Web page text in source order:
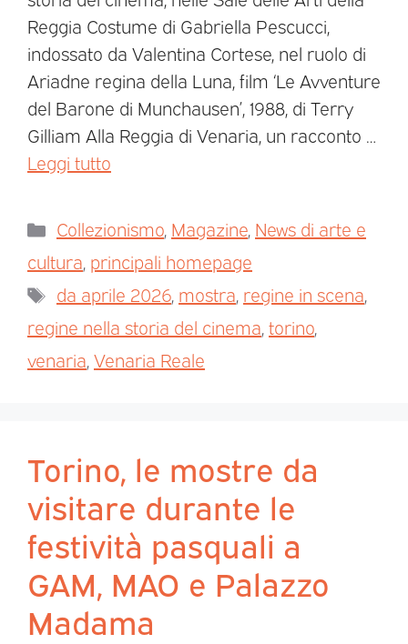
Reggia Costume di Gabriella Pescucci,
indossato da Valentina Cortese, nel ruolo di
Ariadne regina della Luna, film ‘Le Avventure
del Barone di Munchausen’, 1988, di Terry
Gilliam Alla Reggia di Venaria, un racconto …
Leggi tutto
Collezionismo, Magazine, News di arte e
cultura, principali homepage
da aprile 2026, mostra, regine in scena,
regine nella storia del cinema,torino,
venaria,Venaria Reale
Torino, le mostre da
visitare durante le
festività pasquali a
GAM, MAO e Palazzo
Madama